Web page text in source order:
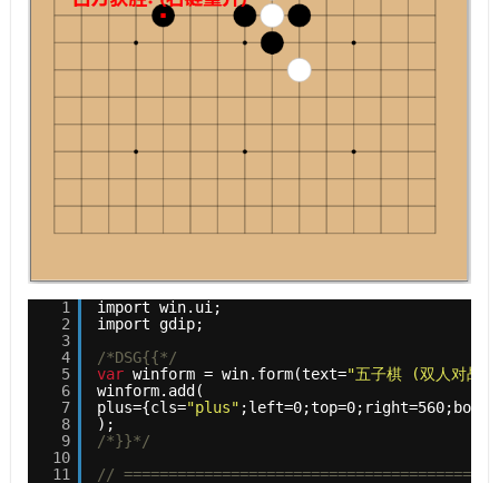
1
2
3
4
5
6
7
8
9
10
11
import win.ui;
import gdip;
/*DSG{{*/
var winform = win.form(text="五子棋 (双人对战
winform.add(
plus={cls="plus"
);
/*}}*/
// ==========================================